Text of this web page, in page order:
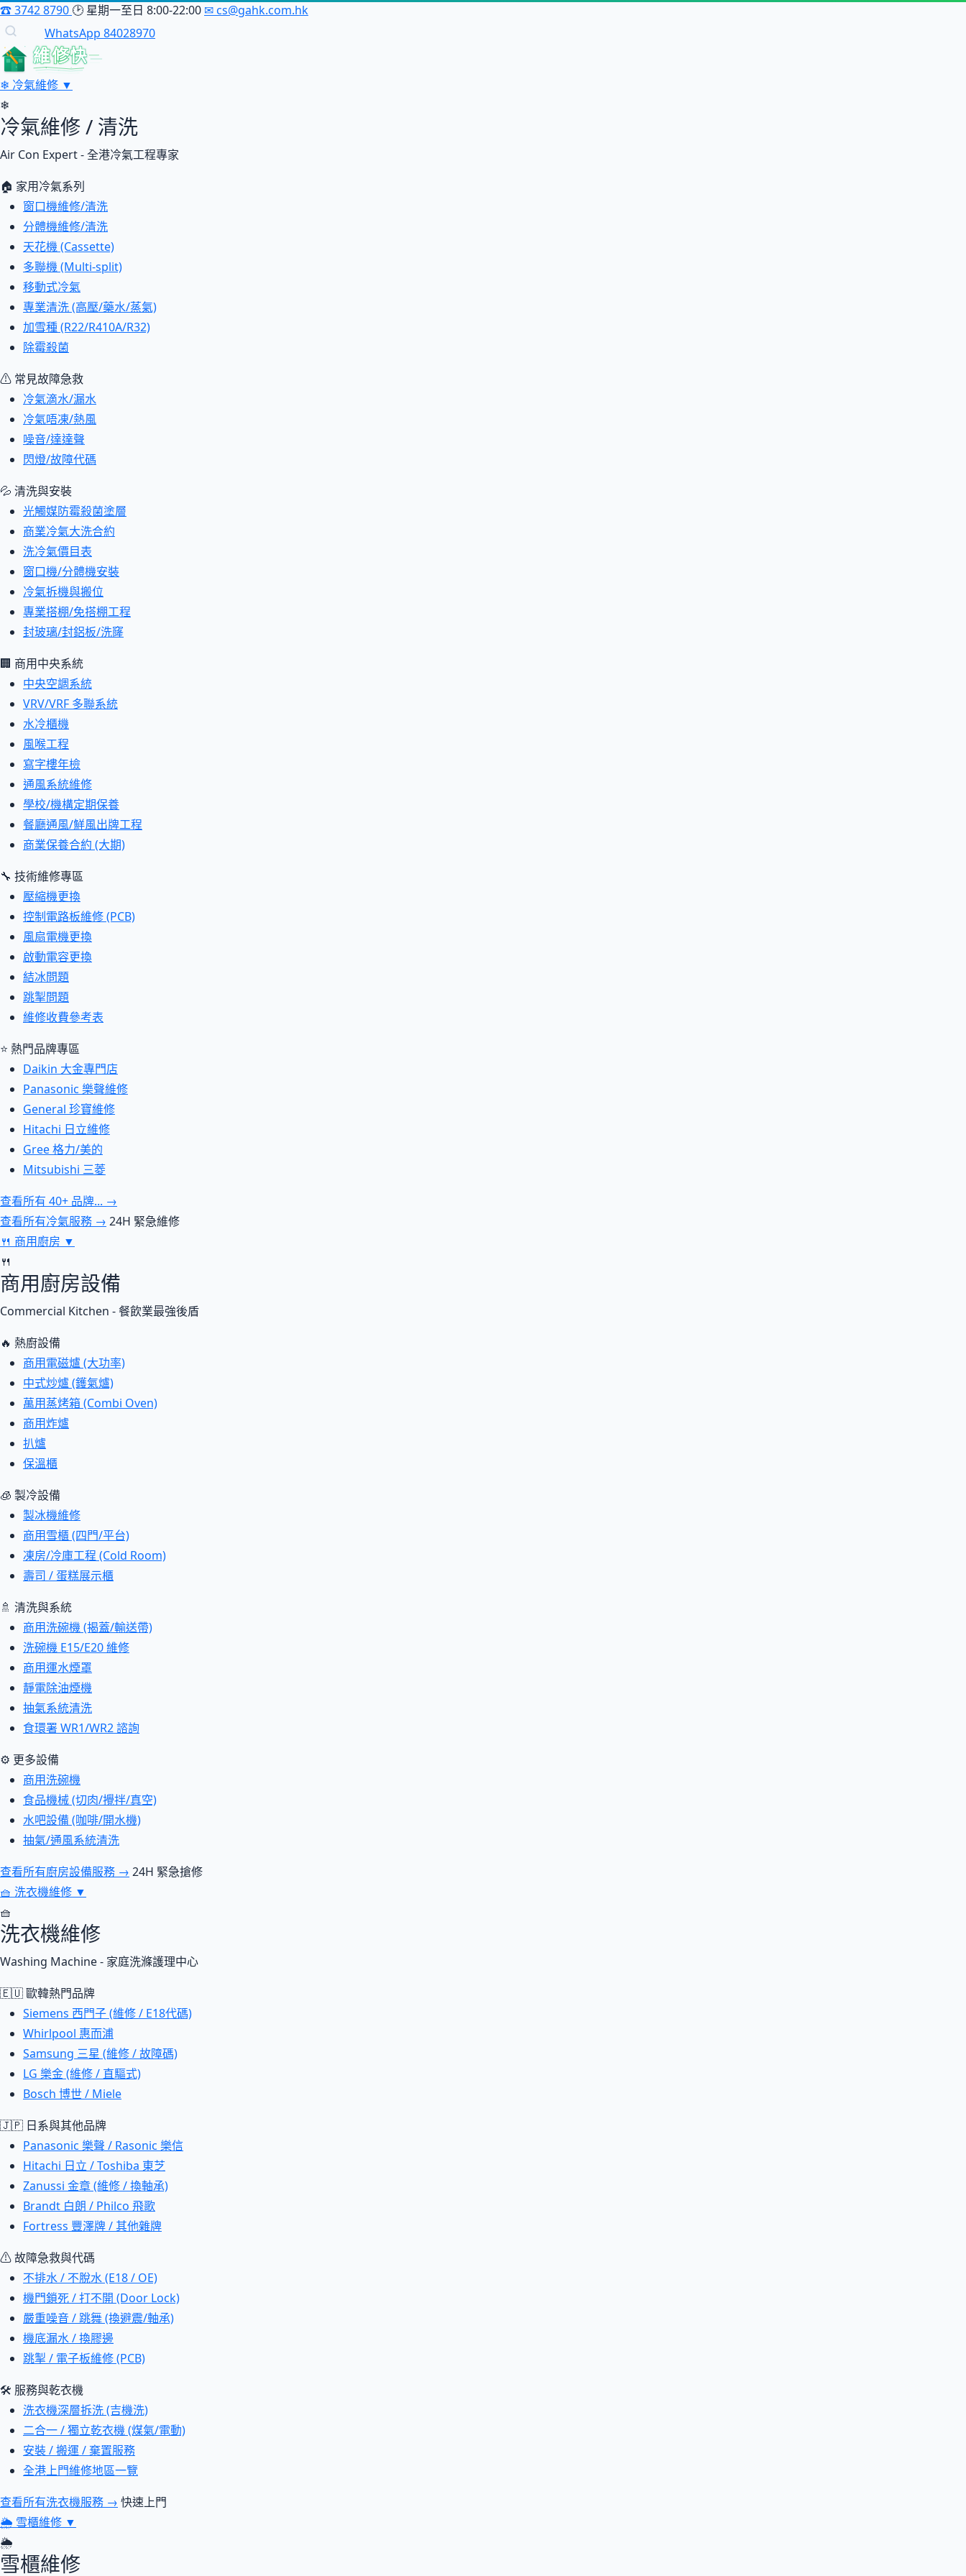
☎3742 8790 🕑 星期一至日 8:00-22:00 ✉cs@gahk.com.hk
WhatsApp 84028970
維修快
❄ 冷氣維修 ▼
❄
冷氣維修 / 清洗
Air Con Expert - 全港冷氣工程專家
🏠 家用冷氣系列
窗口機維修/清洗
分體機維修/清洗
天花機 (Cassette)
多聯機 (Multi-split)
移動式冷氣
專業清洗 (高壓/藥水/蒸氣)
加雪種 (R22/R410A/R32)
除霉殺菌
⚠ 常見故障急救
冷氣滴水/漏水
冷氣唔凍/熱風
噪音/達達聲
閃燈/故障代碼
💦 清洗與安裝
光觸媒防霉殺菌塗層
商業冷氣大洗合約
洗冷氣價目表
窗口機/分體機安裝
冷氣拆機與搬位
專業搭棚/免搭棚工程
封玻璃/封鋁板/洗窿
🏢 商用中央系統
中央空調系統
VRV/VRF 多聯系統
水冷櫃機
風喉工程
寫字樓年檢
通風系統維修
學校/機構定期保養
餐廳通風/鮮風出牌工程
商業保養合約 (大期)
🔧 技術維修專區
壓縮機更換
控制電路板維修 (PCB)
風扇電機更換
啟動電容更換
結冰問題
跳掣問題
維修收費參考表
⭐ 熱門品牌專區
Daikin 大金專門店
Panasonic 樂聲維修
General 珍寶維修
Hitachi 日立維修
Gree 格力/美的
Mitsubishi 三菱
查看所有 40+ 品牌... →
查看所有冷氣服務 → 24H 緊急維修
🍴 商用廚房 ▼
🍴
商用廚房設備
Commercial Kitchen - 餐飲業最強後盾
🔥 熱廚設備
商用電磁爐 (大功率)
中式炒爐 (鑊氣爐)
萬用蒸烤箱 (Combi Oven)
商用炸爐
扒爐
保溫櫃
🧊 製冷設備
製冰機維修
商用雪櫃 (四門/平台)
凍房/冷庫工程 (Cold Room)
壽司 / 蛋糕展示櫃
🚿 清洗與系統
商用洗碗機 (揭蓋/輸送帶)
洗碗機 E15/E20 維修
商用運水煙罩
靜電除油煙機
抽氣系統清洗
食環署 WR1/WR2 諮詢
⚙ 更多設備
商用洗碗機
食品機械 (切肉/攪拌/真空)
水吧設備 (咖啡/開水機)
抽氣/通風系統清洗
查看所有廚房設備服務 → 24H 緊急搶修
🧺 洗衣機維修 ▼
🧺
洗衣機維修
Washing Machine - 家庭洗滌護理中心
🇪🇺 歐韓熱門品牌
Siemens 西門子 (維修 / E18代碼)
Whirlpool 惠而浦
Samsung 三星 (維修 / 故障碼)
LG 樂金 (維修 / 直驅式)
Bosch 博世 / Miele
🇯🇵 日系與其他品牌
Panasonic 樂聲 / Rasonic 樂信
Hitachi 日立 / Toshiba 東芝
Zanussi 金章 (維修 / 換軸承)
Brandt 白朗 / Philco 飛歌
Fortress 豐澤牌 / 其他雜牌
⚠ 故障急救與代碼
不排水 / 不脫水 (E18 / OE)
機門鎖死 / 打不開 (Door Lock)
嚴重噪音 / 跳舞 (換避震/軸承)
機底漏水 / 換膠邊
跳掣 / 電子板維修 (PCB)
🛠 服務與乾衣機
洗衣機深層拆洗 (吉機洗)
二合一 / 獨立乾衣機 (煤氣/電動)
安裝 / 搬運 / 棄置服務
全港上門維修地區一覽
查看所有洗衣機服務 → 快速上門
🌦 雪櫃維修 ▼
🌦
雪櫃維修